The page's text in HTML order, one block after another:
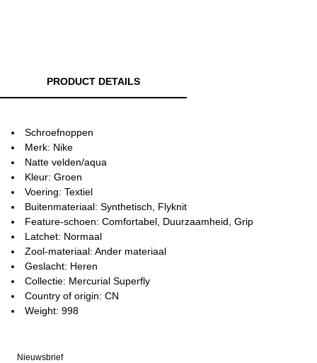
PRODUCT DETAILS
Schroefnoppen
Merk: Nike
Natte velden/aqua
Kleur: Groen
Voering: Textiel
Buitenmateriaal: Synthetisch, Flyknit
Feature-schoen: Comfortabel, Duurzaamheid, Grip
Latchet: Normaal
Zool-materiaal: Ander materiaal
Geslacht: Heren
Collectie: Mercurial Superfly
Country of origin: CN
Weight: 998
Nieuwsbrief